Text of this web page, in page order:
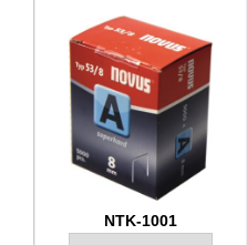
NTK-1001